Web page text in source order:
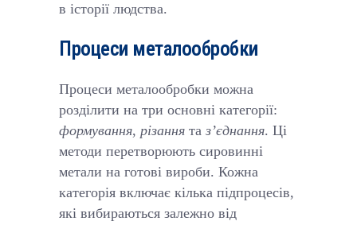
в історії людства.
Процеси металообробки
Процеси металообробки можна
розділити на три основні категорії:
формування, різання та з’єднання. Ці
методи перетворюють сировинні
метали на готові вироби. Кожна
категорія включає кілька підпроцесів,
які вибираються залежно від